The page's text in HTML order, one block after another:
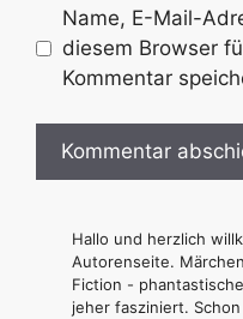
Name, E-Mail-
diesem Browser
Kommentar
Hallo und herzlich
Autorenseite.
Fiction -
jeher fasziniert.